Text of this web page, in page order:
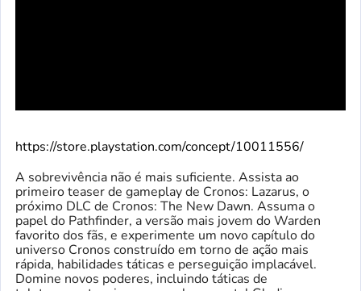
https://store.playstation.com/concept/10011556/
A sobrevivência não é mais suficiente. Assista ao
primeiro teaser de gameplay de Cronos: Lazarus, o
próximo DLC de Cronos: The New Dawn. Assuma o
papel do Pathfinder, a versão mais jovem do Warden
favorito dos fãs, e experimente um novo capítulo do
universo Cronos construído em torno de ação mais
rápida, habilidades táticas e perseguição implacável.
Domine novos poderes, incluindo táticas de